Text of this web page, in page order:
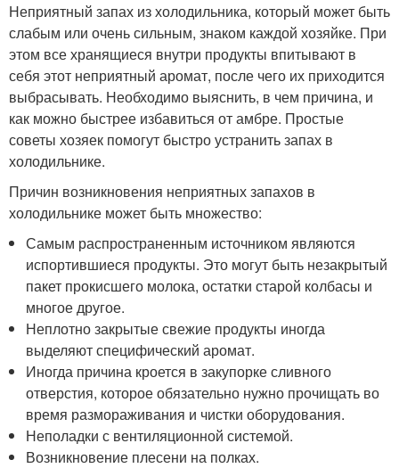
Неприятный запах из холодильника, который может быть
слабым или очень сильным, знаком каждой хозяйке. При
этом все хранящиеся внутри продукты впитывают в
себя этот неприятный аромат, после чего их приходится
выбрасывать. Необходимо выяснить, в чем причина, и
как можно быстрее избавиться от амбре. Простые
советы хозяек помогут быстро устранить запах в
холодильнике.
Причин возникновения неприятных запахов в
холодильнике может быть множество:
Самым распространенным источником являются
испортившиеся продукты. Это могут быть незакрытый
пакет прокисшего молока, остатки старой колбасы и
многое другое.
Неплотно закрытые свежие продукты иногда
выделяют специфический аромат.
Иногда причина кроется в закупорке сливного
отверстия, которое обязательно нужно прочищать во
время размораживания и чистки оборудования.
Неполадки с вентиляционной системой.
Возникновение плесени на полках.